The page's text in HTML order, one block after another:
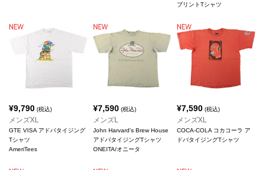
プリントTシャツ
¥9,790 (税込)
メンズXL
GTE VISA アドバタイジング
Tシャツ
AmeriTees
¥7,590(税込)
メンズL
John Harvard's Brew House
アドバタイジングTシャツ
ONEITA/オニータ
¥7,590 (税込)
メンズXL
COCA-COLA コカコーラ ア
ドバタイジングTシャツ